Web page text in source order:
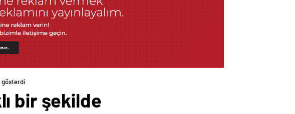
gösterdi
bir şekilde